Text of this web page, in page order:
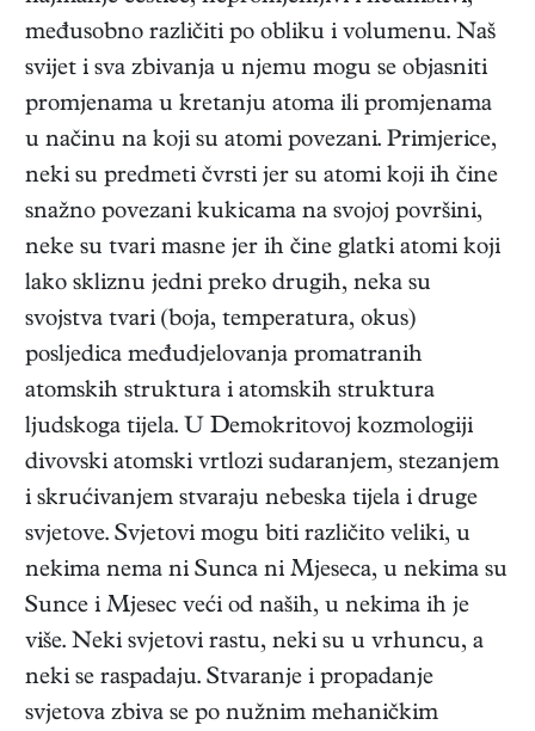
međusobno različiti po obliku i volumenu. Naš
svijet i sva zbivanja u njemu mogu se objasniti
promjenama u kretanju atoma ili promjenama
u načinu na koji su atomi povezani. Primjerice,
neki su predmeti čvrsti jer su atomi koji ih čine
snažno povezani kukicama na svojoj površini,
neke su tvari masne jer ih čine glatki atomi koji
lako skliznu jedni preko drugih, neka su
svojstva tvari (boja, temperatura, okus)
posljedica međudjelovanja promatranih
atomskih struktura i atomskih struktura
ljudskoga tijela. U Demokritovoj kozmologiji
divovski atomski vrtlozi sudaranjem, stezanjem
i skrućivanjem stvaraju nebeska tijela i druge
svjetove. Svjetovi mogu biti različito veliki, u
nekima nema ni Sunca ni Mjeseca, u nekima su
Sunce i Mjesec veći od naših, u nekima ih je
više. Neki svjetovi rastu, neki su u vrhuncu, a
neki se raspadaju. Stvaranje i propadanje
svjetova zbiva se po nužnim mehaničkim